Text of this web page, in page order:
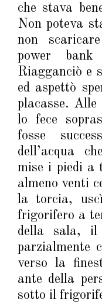
che stava
Non poteva
non
power
Riagganciò e
ed aspettò
placasse.
lo fece
fosse
dell’acqua
mise i piedi a
almeno venti
la torcia,
frigorifero a
della sala, il
parzialmente
verso la
ante della
sotto il